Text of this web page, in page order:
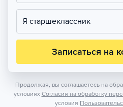
Я старшеклассник
Записаться на
Продолжая, вы соглашаетесь на
условиях Согласия на обработку
условия